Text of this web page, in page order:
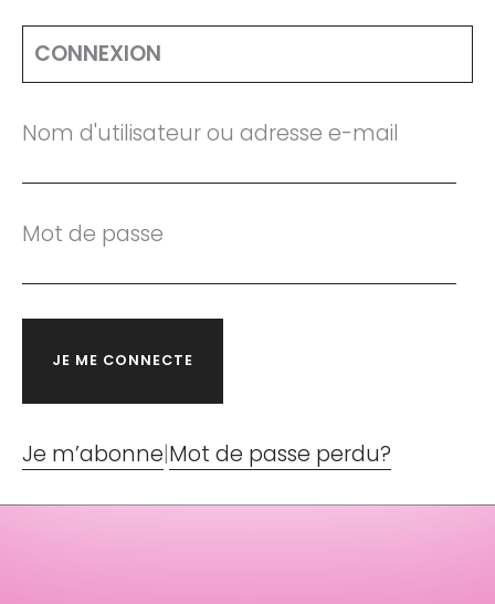
CONNEXION
Nom d'utilisateur ou adresse e-mail
Mot de passe
Je m’abonne|Mot de passe perdu?